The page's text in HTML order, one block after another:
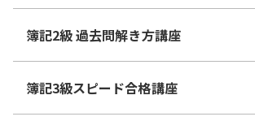
簿記2級 過去問解き方講座
簿記3級スピード合格講座